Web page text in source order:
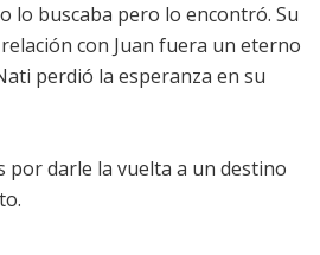
lo buscaba pero lo encontró. Su
con Juan fuera un eterno
perdió la esperanza en su
por darle la vuelta a un destino